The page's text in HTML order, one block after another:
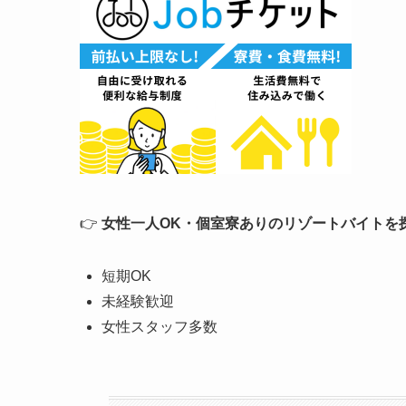
👉 女性一人OK ・個室寮ありのリゾートバイトを
短期OK
未経験歓迎
女性スタッフ多数